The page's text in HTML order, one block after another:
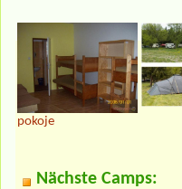
pokoje
Nächste Camps: